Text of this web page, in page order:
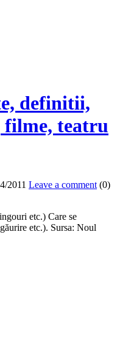
definitii,
filme, teatru
2011 Leave a comment (0)
etc.) Care se
etc.). Sursa: Noul